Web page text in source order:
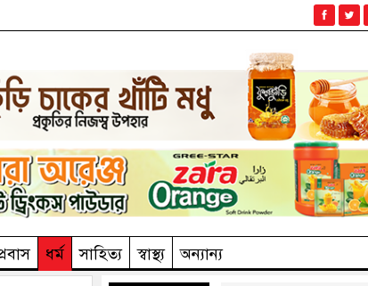
ধর্ম সাহিত‌্য স্বাস্থ্য
অন্যান্য